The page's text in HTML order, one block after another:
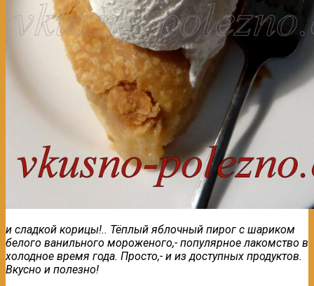
и сладкой корицы!.. Тёплый яблочный пирог с шариком
белого ванильного мороженого,- популярное лакомство в
холодное время года. Просто,- и из доступных продуктов.
Вкусно и полезно!